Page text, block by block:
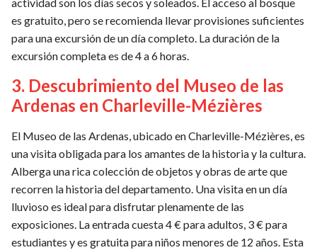
es gratuito, pero se recomienda llevar provisiones suficientes
para una excursión de un día completo. La duración de la
excursión completa es de 4 a 6 horas.
3. Descubrimiento del Museo de las
Ardenas en Charleville-Mézières
El Museo de las Ardenas, ubicado en Charleville-Mézières, es
una visita obligada para los amantes de la historia y la cultura.
Alberga una rica colección de objetos y obras de arte que
recorren la historia del departamento. Una visita en un día
lluvioso es ideal para disfrutar plenamente de las
exposiciones. La entrada cuesta 4 € para adultos, 3 € para
estudiantes y es gratuita para niños menores de 12 años. Esta